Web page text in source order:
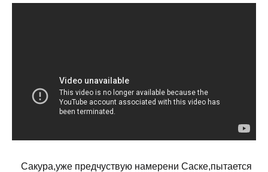
Сакура,уже предчуствую намерени Саске,пытается